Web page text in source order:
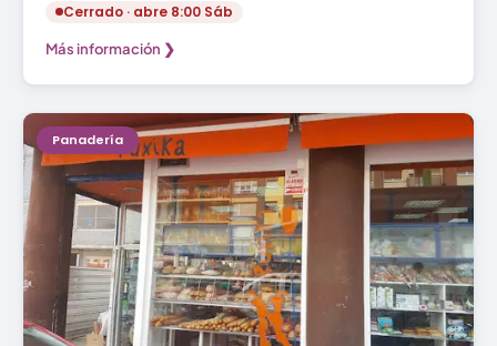
Cerrado · abre 8:00 Sáb
Más información ❯
Panadería